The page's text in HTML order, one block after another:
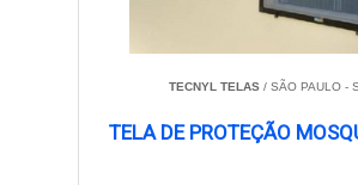
TECNYL TELAS/ SÃO PAULO -
TELA DE PROTEÇÃO